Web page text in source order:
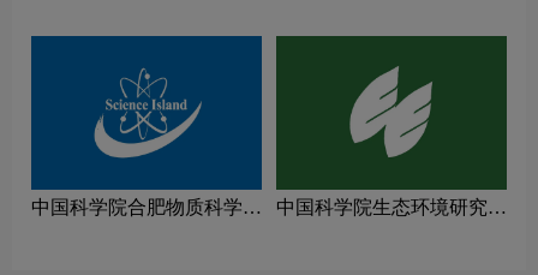
中国科学院合肥物质科学研
中国科学院生态环境研究中